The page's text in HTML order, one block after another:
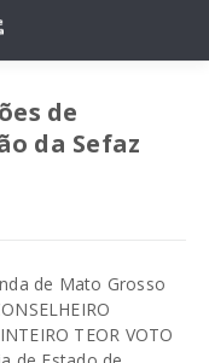
de
da Sefaz
de Mato Grosso
TEOR VOTO